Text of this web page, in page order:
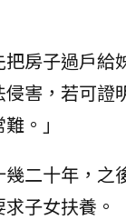
房子過戶
害，若可證
。」
二十年，
子女扶養。